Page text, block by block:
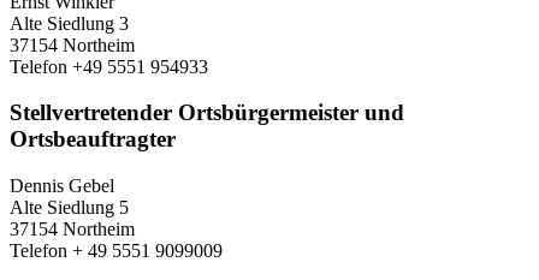
Alte Siedlung 3
37154 Northeim
Telefon +49 5551 954933
Stellvertretender Ortsbürgermeister und
Ortsbeauftragter
Dennis Gebel
Alte Siedlung 5
37154 Northeim
Telefon + 49 5551 9099009